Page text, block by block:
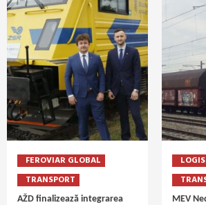
FEROVIAR GLOBAL
TRANSPORT
AŽD finalizează integrarea
MEV